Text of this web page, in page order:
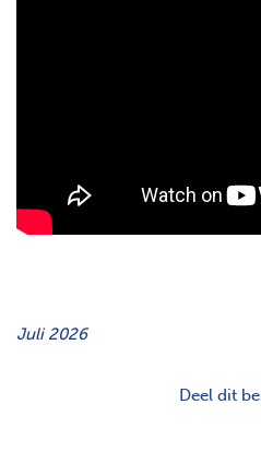
Juli 2026
Deel dit